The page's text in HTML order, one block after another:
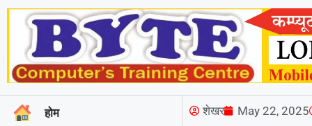
होम शेखर May 22, 2025